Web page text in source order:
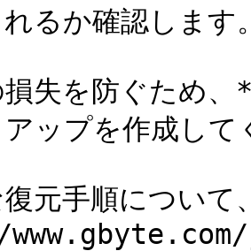
るか確認します
失を防ぐため、
ップを作成し
復元手順につい